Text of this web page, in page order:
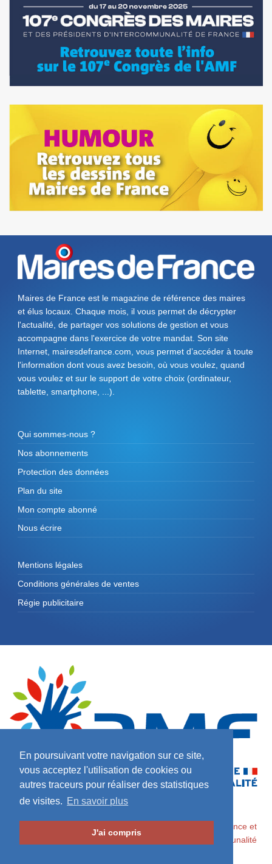
En poursuivant votre navigation sur ce site,
vous acceptez l'utilisation de cookies ou
autres traceurs pour réaliser des statistiques
de visites. En savoir plus
J'ai compris
Maires de France est le magazine de référence des maires
et élus locaux. Chaque mois, il vous permet de décrypter
l'actualité, de partager vos solutions de gestion et vous
accompagne dans l'exercice de votre mandat. Son site
Internet, mairesdefrance.com, vous permet d’accéder à toute
l'information dont vous avez besoin, où vous voulez, quand
vous voulez et sur le support de votre choix (ordinateur,
tablette, smartphone, ...).
Qui sommes-nous ?
Nos abonnements
Protection des données
Plan du site
Mon compte abonné
Nous écrire
Mentions légales
Conditions générales de ventes
Régie publicitaire
Maires de France / Association des Maires de France et
des Présidents d'Intercommunalité